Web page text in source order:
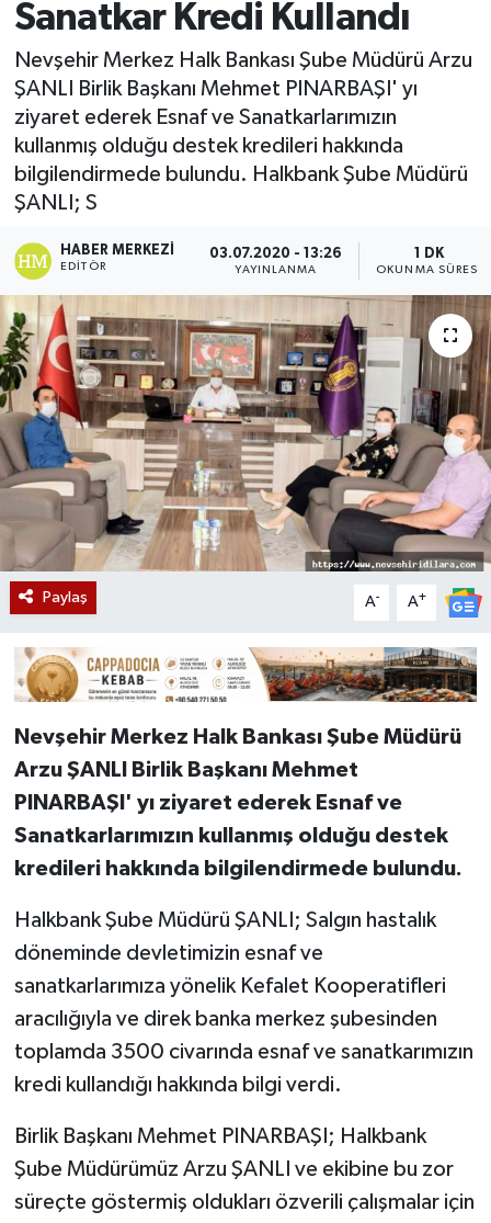
Sanatkar Kredi Kullandı
Nevşehir Merkez Halk Bankası Şube Müdürü Arzu
ŞANLI Birlik Başkanı Mehmet PINARBAŞI' yı
ziyaret ederek Esnaf ve Sanatkarlarımızın
kullanmış olduğu destek kredileri hakkında
bilgilendirmede bulundu. Halkbank Şube Müdürü
ŞANLI; S
HABER MERKEZI
EDITÖR
03.07.2020 - 13:26
YAYINLANMA
1 DK
OKUNMA SÜRESI
Paylaş A- A+
Nevşehir Merkez Halk Bankası Şube Müdürü
Arzu ŞANLI Birlik Başkanı Mehmet
PINARBAŞI' yı ziyaret ederek Esnaf ve
Sanatkarlarımızın kullanmış olduğu destek
kredileri hakkında bilgilendirmede bulundu.
Halkbank Şube Müdürü ŞANLI; Salgın hastalık
döneminde devletimizin esnaf ve
sanatkarlarımıza yönelik Kefalet Kooperatifleri
aracılığıyla ve direk banka merkez şubesinden
toplamda 3500 civarında esnaf ve sanatkarımızın
kredi kullandığı hakkında bilgi verdi.
Birlik Başkanı Mehmet PINARBAŞI; Halkbank
Şube Müdürümüz Arzu ŞANLI ve ekibine bu zor
süreçte göstermiş oldukları özverili çalışmalar için